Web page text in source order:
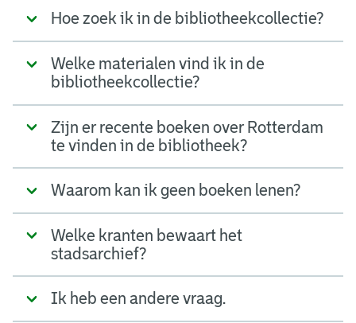
Hoe zoek ik in de bibliotheekcollectie?
Welke materialen vind ik in de
bibliotheekcollectie?
Zijn er recente boeken over Rotterdam
te vinden in de bibliotheek?
Waarom kan ik geen boeken lenen?
Welke kranten bewaart het
stadsarchief?
Ik heb een andere vraag.